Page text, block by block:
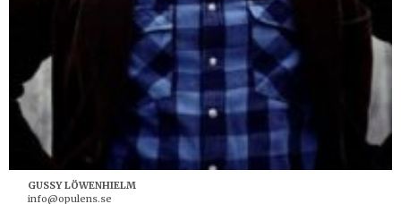
GUSSY LÖWENHIELM
info@opulens.se